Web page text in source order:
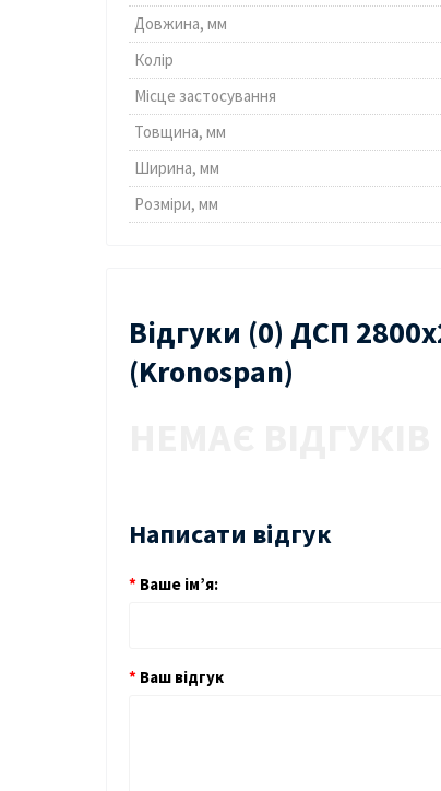
Довжина, мм
Колір
Місце застосування
Товщина, мм
Ширина, мм
Розміри, мм
Відгуки (0) ДСП
(Kronospan)
Написати відгук
Ваше ім’я:
Ваш відгук